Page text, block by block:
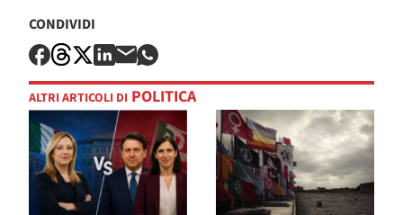
CONDIVIDI
ALTRI ARTICOLI DI POLITICA